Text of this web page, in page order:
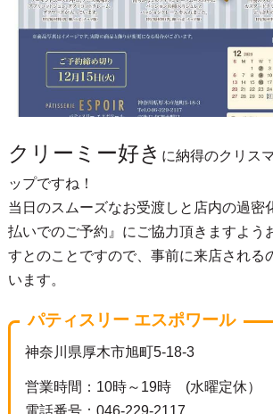
クリーミー好き に納得のクリス
ップですね！
当日のスムーズなお受渡しと店内の過密
払いでのご予約』にご協力頂きますよう
すとのことですので、事前に来店される
います。
パティスリー エスポワール
神奈川県厚木市旭町5-18-3
営業時間：10時～19時 (水曜定休）
電話番号：046-229-2117